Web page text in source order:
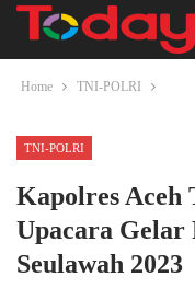
Home TNI-POLRI
TNI-POLRI
Kapolres Aceh
Upacara Gelar
Seulawah 2023